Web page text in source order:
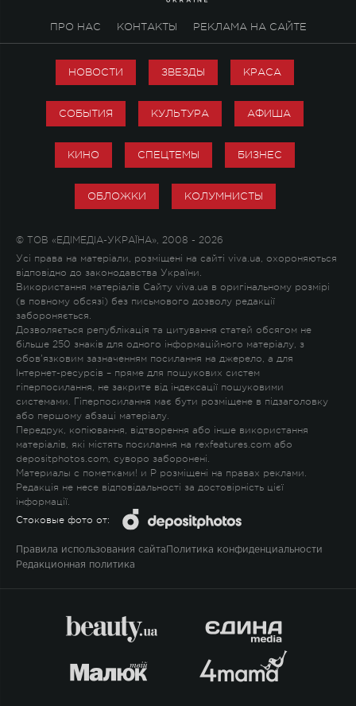
ПРО НАС КОНТАКТЫ РЕКЛАМА НА САЙТЕ
НОВОСТИ ЗВЕЗДЫ КРАСА
СОБЫТИЯ КУЛЬТУРА АФИША
КИНО СПЕЦТЕМЫ БИЗНЕС
ОБЛОЖКИ КОЛУМНИСТЫ
© ТОВ «ЕДІМЕДІА-УКРАЇНА», 2008 - 2026
Усі права на матеріали, розміщені на сайті viva.ua, охороняються
відповідно до законодавства України.
Використання матеріалів Сайту viva.ua в оригінальному розмірі
(в повному обсязі) без письмового дозволу редакції
забороняється.
Дозволяється републікація та цитування статей обсягом не
більше 250 знаків для одного інформаційного матеріалу, з
обов'язковим зазначенням посилання на джерело, а для
Інтернет-ресурсів – пряме для пошукових систем
гіперпосилання, не закрите від індексації пошуковими
системами. Гіперпосилання має бути розміщене в підзаголовку
або першому абзаці матеріалу.
Передрук, копіювання, відтворення або інше використання
матеріалів, які містять посилання на rexfeatures.com або
depositphotos.com, суворо заборонені.
Материалы с пометками! и P розміщені на правах реклами.
Редакція не несе відповідальності за достовірність цієї
інформації.
Стоковые фото от:
Правила использования сайта Политика конфиденциальности
Редакционная политика